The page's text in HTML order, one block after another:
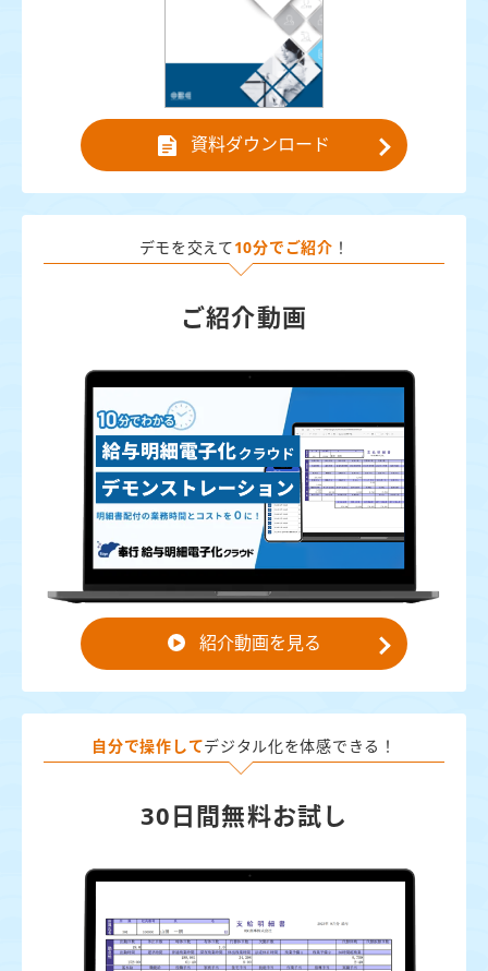
資料ダウンロード
デモを交えて 10分でご紹介 ！
ご紹介動画
紹介動画を見る
自分で操作してデジタル化を体感できる！
30日間無料お試し